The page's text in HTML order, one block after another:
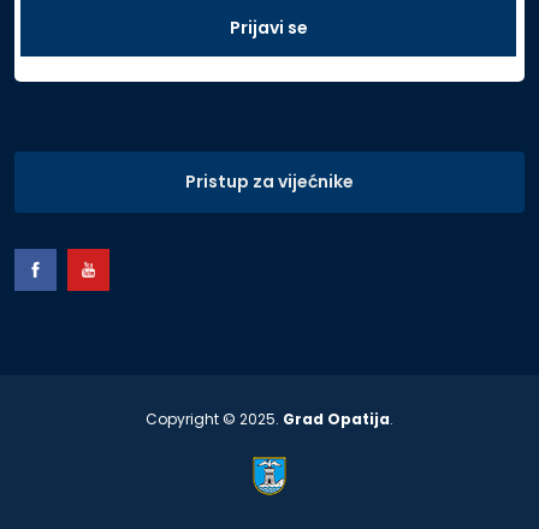
Pristup za vijećnike
Copyright © 2025. Grad Opatija.